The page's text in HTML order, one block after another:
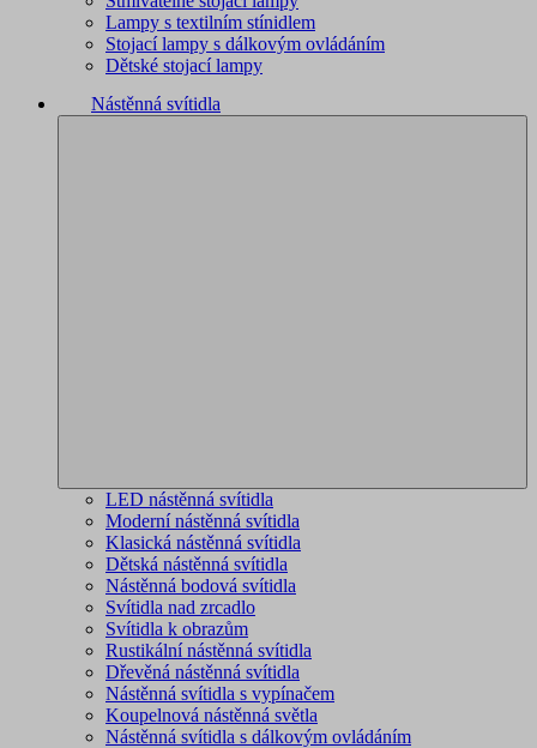
Lampy s textilním stínidlem
Stojací lampy s dálkovým ovládáním
Dětské stojací lampy
Nástěnná svítidla
LED nástěnná svítidla
Moderní nástěnná svítidla
Klasická nástěnná svítidla
Dětská nástěnná svítidla
Nástěnná bodová svítidla
Svítidla nad zrcadlo
Svítidla k obrazům
Rustikální nástěnná svítidla
Dřevěná nástěnná svítidla
Nástěnná svítidla s vypínačem
Koupelnová nástěnná světla
Nástěnná svítidla s dálkovým ovládáním